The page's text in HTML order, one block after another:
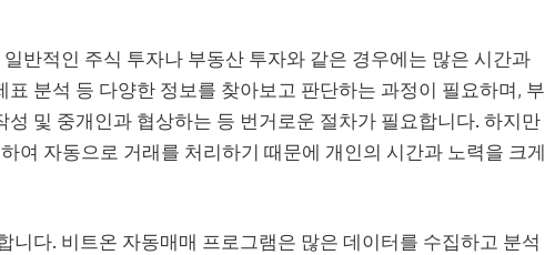
반적인 주식 투자나 부동산 투자와 같은 경우에는 많은 시간과
분석 등 다양한 정보를 찾아보고 판단하는 과정이 필요하며, 부
및 중개인과 협상하는 등 번거로운 절차가 필요합니다. 하지만
여 자동으로 거래를 처리하기 때문에 개인의 시간과 노력을 크게
다. 비트온 자동매매 프로그램은 많은 데이터를 수집하고 분석